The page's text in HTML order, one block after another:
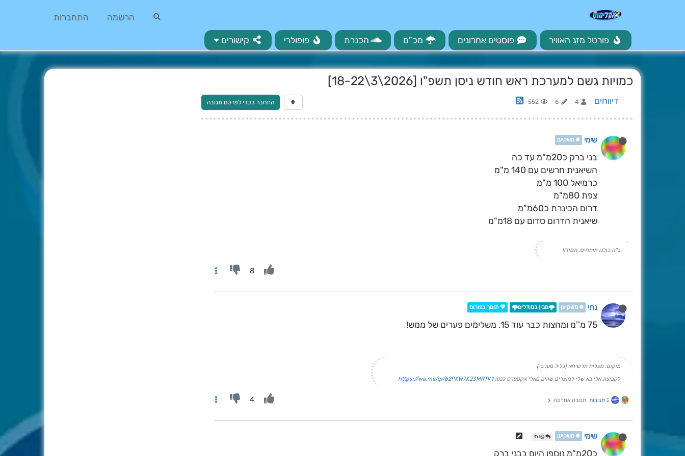
הרשמה התחברות
פורטל מזג האוויר פוסטים אחרונים מכ"ם הכנרת פופולרי קישורים
כמויות גשם למערכת ראש חודש ניסן תשפ"ו [2026\3\18-22]
דיווחים 4
6
552 התחבר בכדי לפרסם תגובה
שימי ❄️ משקיען
בני ברק כ20מ"מ עד כה
השיאנית חרשים עם 140 מ"מ
כרמיאל 100 מ"מ
צפת 80מ"מ
דרום הכינרת כ60מ"מ
שיאנית הדרום סדום עם 18מ"מ
ב"ה כולנו תותחים, תמיד!!
8
נתי ❄️ משקיען 🌩️מבין במודלים🌩️ 💖 תומך בפורום
75 מ''מ ומחצות כבר עוד 15. משלימים פערים של ממש!
מיקום: מעלות תרשיחא (גליל מערבי)
לקבוצת אלי בא שלי למוצרים שווים מאלי אקספרס כנסוhttps://wa.me/qr/62PKW7K23MRTK1
2 תגובות תגובה אחרונה 4
שימי ❄️ משקיען @נתי
כ20מ"מ נוספו היום בבני ברק